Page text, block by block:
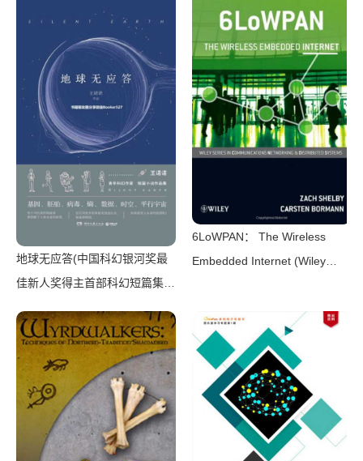
2009）
地球无应答(中国科幻银河奖最
佳新人奖得主首部科幻短篇集！
未来，看时间空间合伙变魔
术！)（王诺诺 [王诺诺]）（湖
南文艺出版社 2019）
6LoWPAN： The Wireless
Embedded Internet (Wiley
Networking & Distributed
Systems)（Zach Shelby，
Carsten Bormann）（Wiley
2010）